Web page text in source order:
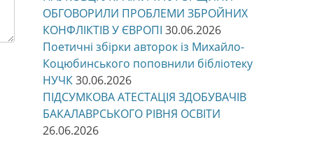
ОБГОВОРИЛИ ПРОБЛЕМИ ЗБРОЙНИХ
КОНФЛІКТІВ У ЄВРОПІ 30.06.2026
Поетичні збірки авторок із Михайло-
Коцюбинського поповнили бібліотеку
НУЧК30.06.2026
ПІДСУМКОВА АТЕСТАЦІЯ ЗДОБУВАЧІВ
БАКАЛАВРСЬКОГО РІВНЯ ОСВІТИ
26.06.2026